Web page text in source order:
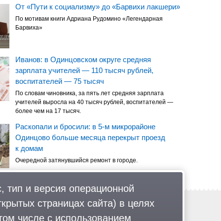
От «Пути к социализму» до «Барвихи лакшери»
По мотивам книги Адриана Рудомино «Легендарная
Барвиха»
Иванов: в Одинцовском округе средняя
зарплата учителей — 110 тысяч рублей,
воспитателей — 75 тысяч
По словам чиновника, за пять лет средняя зарплата
учителей выросла на 40 тысяч рублей, воспитателей —
более чем на 17 тысяч.
Раскопали и бросили: в 5-м микрорайоне
Одинцово больше месяца перекрыт проезд
к домам
Очередной затянувшийся ремонт в городе.
Обратная связь
Политика обработки персональных данных
тип и версия операционной
страницах сайта) в целях
числе с использованием